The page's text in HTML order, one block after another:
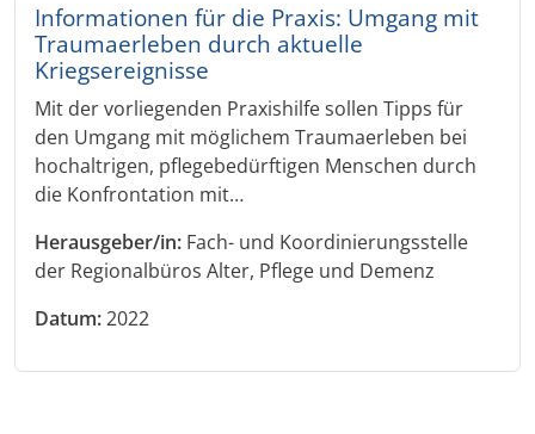
Informationen für die Praxis: Umgang mit
Traumaerleben durch aktuelle
Kriegsereignisse
Mit der vorliegenden Praxishilfe sollen Tipps für
den Umgang mit möglichem Traumaerleben bei
hochaltrigen, pflegebedürftigen Menschen durch
die Konfrontation mit…
Herausgeber/in: Fach- und Koordinierungsstelle
der Regionalbüros Alter, Pflege und Demenz
Datum:2022